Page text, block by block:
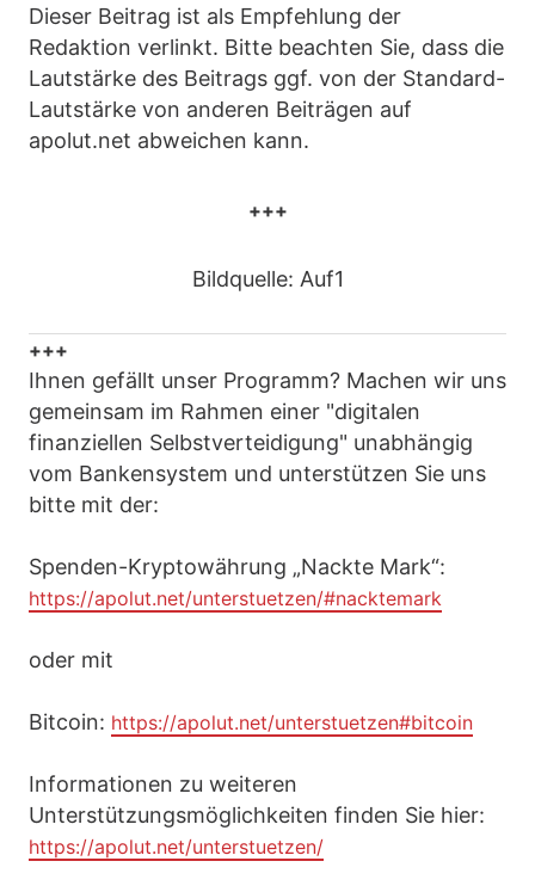
Dieser Beitrag ist als Empfehlung der
Redaktion verlinkt. Bitte beachten Sie, dass die
Lautstärke des Beitrags ggf. von der Standard-
Lautstärke von anderen Beiträgen auf
apolut.net abweichen kann.
+++
Bildquelle: Auf1
+++
Ihnen gefällt unser Programm? Machen wir uns
gemeinsam im Rahmen einer "digitalen
finanziellen Selbstverteidigung" unabhängig
vom Bankensystem und unterstützen Sie uns
bitte mit der:
Spenden-Kryptowährung „Nackte Mark“:
https://apolut.net/unterstuetzen/#nacktemark
oder mit
Bitcoin: https://apolut.net/unterstuetzen#bitcoin
Informationen zu weiteren
Unterstützungsmöglichkeiten finden Sie hier:
https://apolut.net/unterstuetzen/